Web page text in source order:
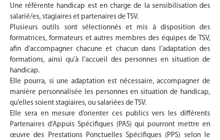
Une référente handicap est en charge de la sensibilisation des
salarié/es, stagiaires et partenaires de TSV.
Plusieurs outils sont sélectionnés et mis à disposition des
formatrices, formateurs et autres membres des équipes de TSV,
afin d’accompagner chacune et chacun dans l’adaptation des
formations, ainsi qu’à l’accueil des personnes en situation de
handicap.
Elle pourra, si une adaptation est nécessaire, accompagner de
manière personnalisée les personnes en situation de handicap,
qu’elles soient stagiaires, ou salariées de TSV.
Elle sera en mesure d’orienter ces publics vers les différents
Partenaires d’Appuis Spécifiques (PAS) qui pourront mettre en
œuvre des Prestations Ponctuelles Spécifiques (PPS) selon le